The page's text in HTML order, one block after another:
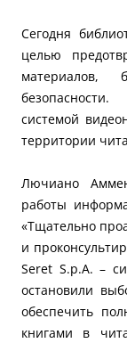
Сегодня
целью
материалов,
системой
территории
Лючиано
работы
«Тщательно
и
Seret S.p.A. –
остановили
обеспечить
книгами в